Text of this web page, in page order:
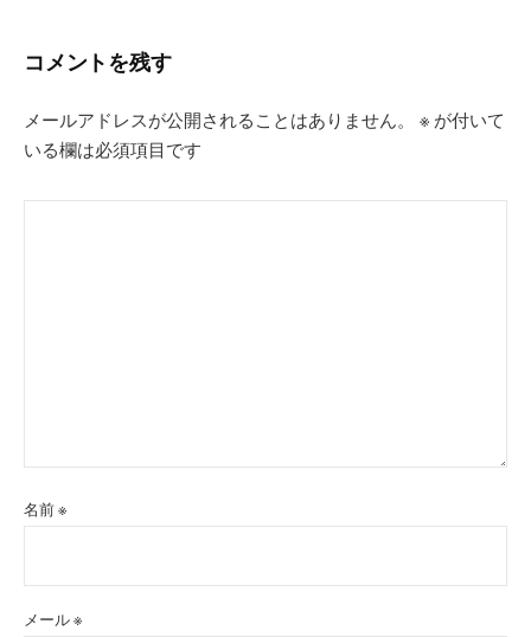
ン
コメントを残す
メールアドレスが公開されることはありません。 ※ が付いて
いる欄は必須項目です
名前※
メール※